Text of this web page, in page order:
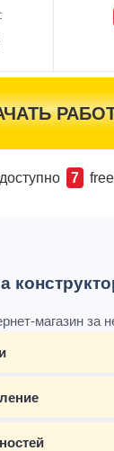
7
магазин за